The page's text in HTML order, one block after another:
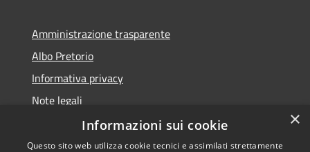
Amministrazione trasparente
Albo Pretorio
Informativa privacy
Note legali
Dichiarazione di accessibilità
×
Informazioni sui cookie
Questo sito web utilizza cookie tecnici e assimilati strettamente